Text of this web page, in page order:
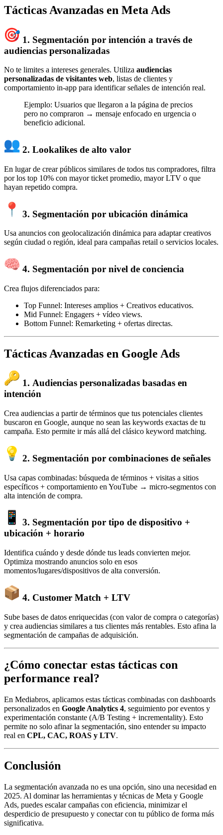
Tácticas Avanzadas en Meta Ads
1. Segmentación por intención a través de
audiencias personalizadas
No te limites a intereses generales. Utiliza audiencias
personalizadas de visitantes web, listas de clientes y
comportamiento in-app para identificar señales de intención real.
Ejemplo: Usuarios que llegaron a la página de precios
pero no compraron → mensaje enfocado en urgencia o
beneficio adicional.
2. Lookalikes de alto valor
En lugar de crear públicos similares de todos tus compradores, filtra
por los top 10% con mayor ticket promedio, mayor LTV o que
hayan repetido compra.
3. Segmentación por ubicación dinámica
Usa anuncios con geolocalización dinámica para adaptar creativos
según ciudad o región, ideal para campañas retail o servicios locales.
4. Segmentación por nivel de conciencia
Crea flujos diferenciados para:
Top Funnel: Intereses amplios + Creativos educativos.
Mid Funnel: Engagers + vídeo views.
Bottom Funnel: Remarketing + ofertas directas.
Tácticas Avanzadas en Google Ads
1. Audiencias personalizadas basadas en
intención
Crea audiencias a partir de términos que tus potenciales clientes
buscaron en Google, aunque no sean las keywords exactas de tu
campaña. Esto permite ir más allá del clásico keyword matching.
2. Segmentación por combinaciones de señales
Usa capas combinadas: búsqueda de términos + visitas a sitios
específicos + comportamiento en YouTube → micro-segmentos con
alta intención de compra.
3. Segmentación por tipo de dispositivo +
ubicación + horario
Identifica cuándo y desde dónde tus leads convierten mejor.
Optimiza mostrando anuncios solo en esos
momentos/lugares/dispositivos de alta conversión.
4. Customer Match + LTV
Sube bases de datos enriquecidas (con valor de compra o categorías)
y crea audiencias similares a tus clientes más rentables. Esto afina la
segmentación de campañas de adquisición.
¿Cómo conectar estas tácticas con
performance real?
En Mediabros, aplicamos estas tácticas combinadas con dashboards
personalizados en Google Analytics 4, seguimiento por eventos y
experimentación constante (A/B Testing + incrementality). Esto
permite no solo afinar la segmentación, sino entender su impacto
real en CPL, CAC, ROAS y LTV.
Conclusión
La segmentación avanzada no es una opción, sino una necesidad en
2025. Al dominar las herramientas y técnicas de Meta y Google
Ads, puedes escalar campañas con eficiencia, minimizar el
desperdicio de presupuesto y conectar con tu público de forma más
significativa.